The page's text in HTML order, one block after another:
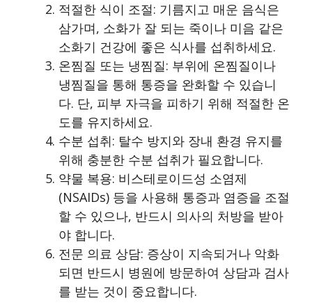
적절한 식이 조절: 기름지고 매운 음식은
삼가며, 소화가 잘 되는 죽이나 미음 같은
소화기 건강에 좋은 식사를 섭취하세요.
온찜질 또는 냉찜질: 부위에 온찜질이나
냉찜질을 통해 통증을 완화할 수 있습니
다. 단, 피부 자극을 피하기 위해 적절한 온
도를 유지하세요.
수분 섭취: 탈수 방지와 장내 환경 유지를
위해 충분한 수분 섭취가 필요합니다.
약물 복용: 비스테로이드성 소염제
(NSAIDs) 등을 사용해 통증과 염증을 조절
할 수 있으나, 반드시 의사의 처방을 받아
야 합니다.
전문 의료 상담: 증상이 지속되거나 악화
되면 반드시 병원에 방문하여 상담과 검사
를 받는 것이 중요합니다.